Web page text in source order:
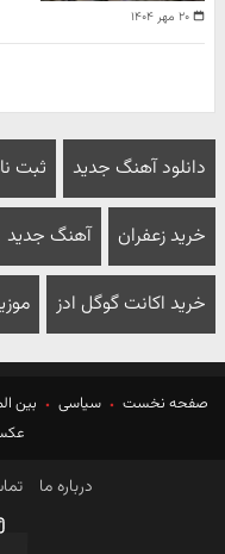
۲۰ مهر ۱۴۰۴
دانلود آهنگ جدید ثبت
خرید زعفران آهنگ جدید
خرید اکانت گوگل ادز
صفحه نخست سیاسی بین
درباره ما